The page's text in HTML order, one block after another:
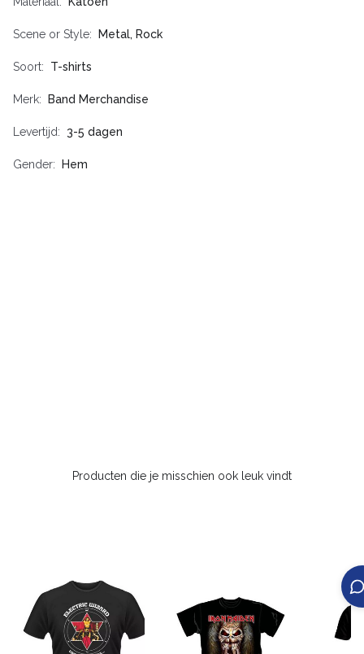
Scene or Style Metal, Rock
Soort T-shirts
Merk Band Merchandise
Levertijd 3-5 dagen
Gender Hem
Producten die je misschien ook leuk vindt